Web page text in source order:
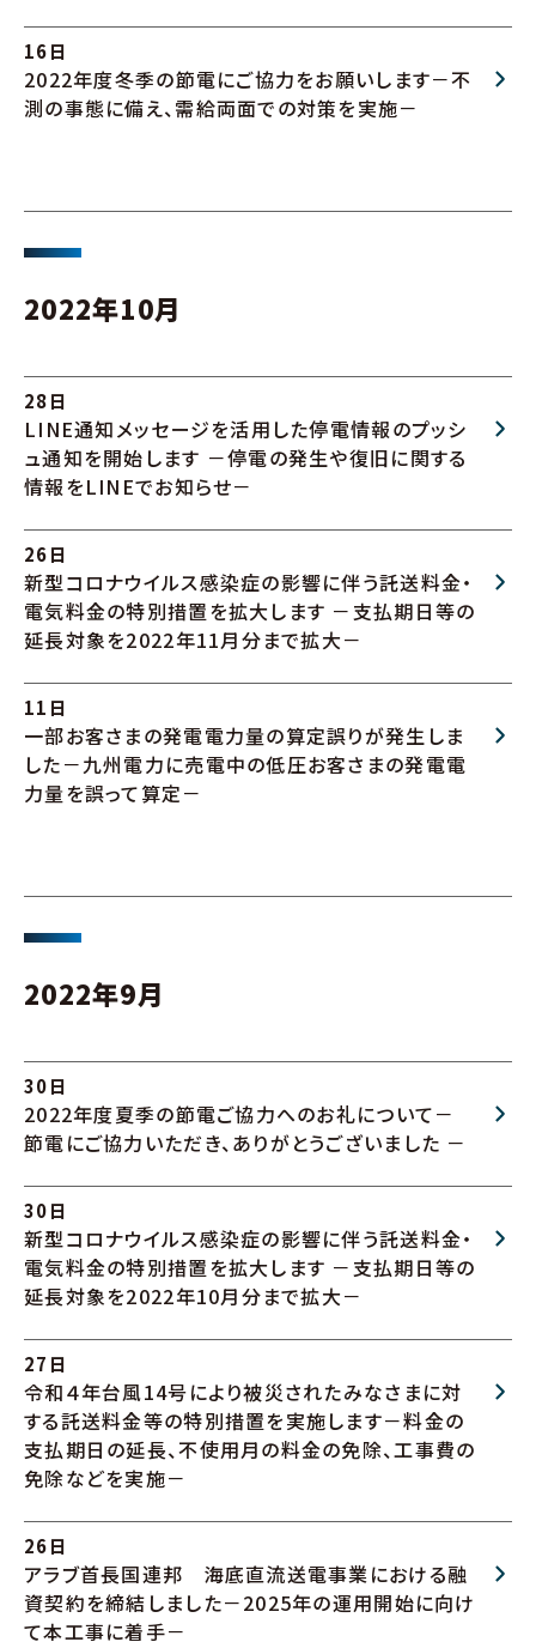
16日
2022年度冬季の節電にご協力をお願いします－不
測の事態に備え、需給両面での対策を実施－
2022年10月
28日
LINE通知メッセージを活用した停電情報のプッシ
ュ通知を開始します －停電の発生や復旧に関する
情報をLINEでお知らせ－
26日
新型コロナウイルス感染症の影響に伴う託送料金・
電気料金の特別措置を拡大します －支払期日等の
延長対象を2022年11月分まで拡大－
11日
一部お客さまの発電電力量の算定誤りが発生しま
した－九州電力に売電中の低圧お客さまの発電電
力量を誤って算定－
2022年9月
30日
2022年度夏季の節電ご協力へのお礼について－
節電にご協力いただき、ありがとうございました －
30日
新型コロナウイルス感染症の影響に伴う託送料金・
電気料金の特別措置を拡大します －支払期日等の
延長対象を2022年10月分まで拡大－
27日
令和４年台風14号により被災されたみなさまに対
する託送料金等の特別措置を実施します－料金の
支払期日の延長、不使用月の料金の免除、工事費の
免除などを実施－
26日
アラブ首長国連邦 海底直流送電事業における融
資契約を締結しました－2025年の運用開始に向け
て本工事に着手－